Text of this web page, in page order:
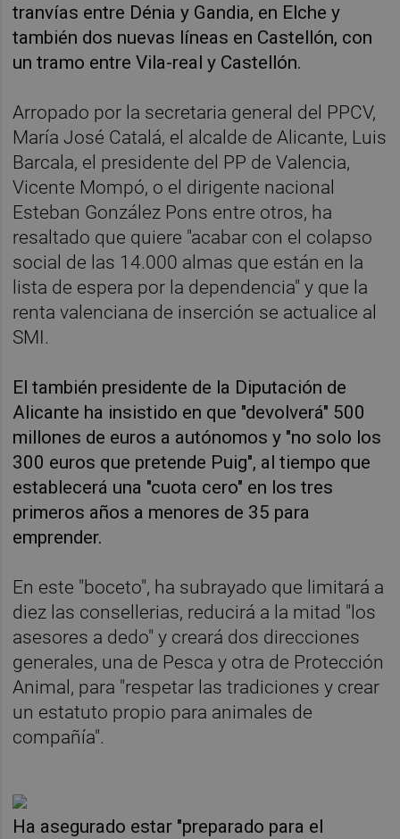
tranvías entre Dénia y Gandia, en Elche y
también dos nuevas líneas en Castellón, con
un tramo entre Vila-real y Castellón.
Arropado por la secretaria general del PPCV,
María José Catalá, el alcalde de Alicante, Luis
Barcala, el presidente del PP de Valencia,
Vicente Mompó, o el dirigente nacional
Esteban González Pons entre otros, ha
resaltado que quiere "acabar con el colapso
social de las 14.000 almas que están en la
lista de espera por la dependencia" y que la
renta valenciana de inserción se actualice al
SMI.
El también presidente de la Diputación de
Alicante ha insistido en que "devolverá" 500
millones de euros a autónomos y "no solo los
300 euros que pretende Puig", al tiempo que
establecerá una "cuota cero" en los tres
primeros años a menores de 35 para
emprender.
En este "boceto", ha subrayado que limitará a
diez las consellerias, reducirá a la mitad "los
asesores a dedo" y creará dos direcciones
generales, una de Pesca y otra de Protección
Animal, para "respetar las tradiciones y crear
un estatuto propio para animales de
compañía".
Ha asegurado estar "preparado para el